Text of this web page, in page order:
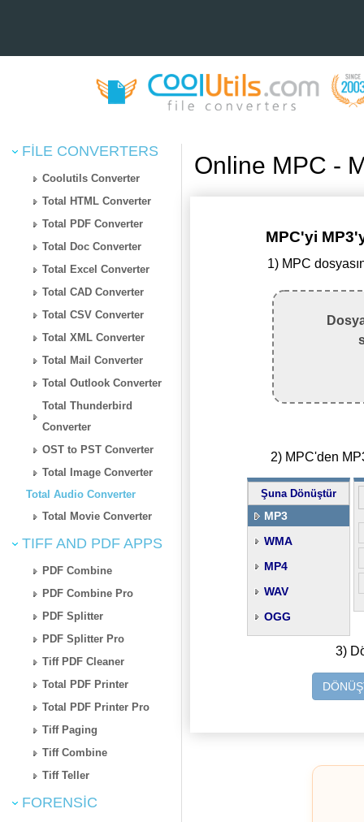
FILE CONVERTERS
Coolutils Converter
Total HTML Converter
Total PDF Converter
Total Doc Converter
Total Excel Converter
Total CAD Converter
Total CSV Converter
Total XML Converter
Total Mail Converter
Total Outlook Converter
Total Thunderbird
Converter
OST to PST Converter
Total Image Converter
Total Audio Converter
Total Movie Converter
TIFF AND PDF APPS
PDF Combine
PDF Combine Pro
PDF Splitter
PDF Splitter Pro
Tiff PDF Cleaner
Total PDF Printer
Total PDF Printer Pro
Tiff Paging
Tiff Combine
Tiff Teller
FORENSIC
Online MPC -
MPC'yi
1) MPC
2) MPC'den
Şuna Dönüştür
MP3
WMA
MP4
WAV
OGG
3)